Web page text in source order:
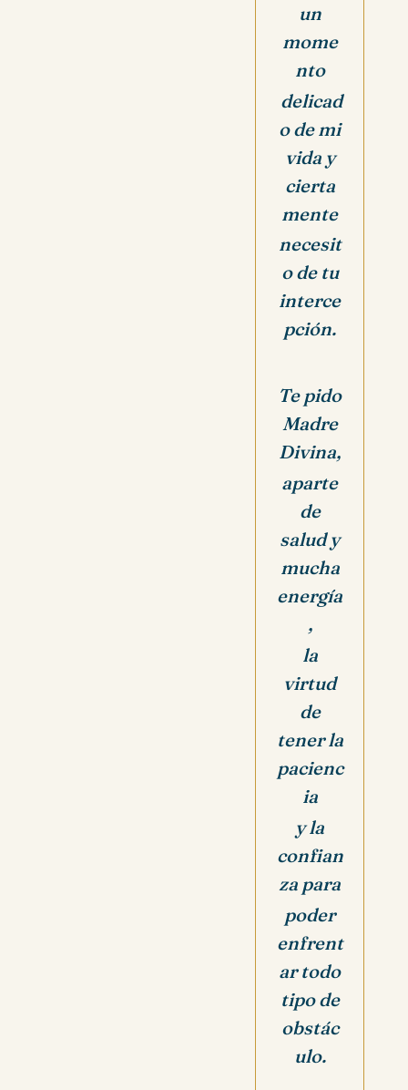
un
mome
nto
delicad
o de mi
vida y
cierta
mente
necesit
o de tu
interce
pción.
Te pido
Madre
Divina,
aparte
de
salud y
mucha
energía
,
la
virtud
de
tener la
pacienc
ia
y la
confian
za para
poder
enfrent
ar todo
tipo de
obstác
ulo.